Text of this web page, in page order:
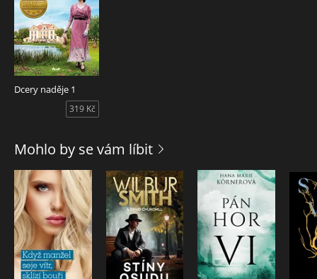
Dcery naděje 1
319 Kč
Mohlo by se vám líbit